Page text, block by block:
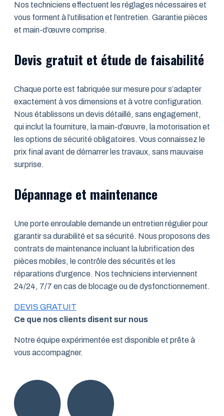
Nos techniciens effectuent les réglages nécessaires et
vous forment à l’utilisation et l’entretien. Garantie pièces
et main-d’œuvre comprise.
Devis gratuit et étude de faisabilité
Chaque porte est fabriquée sur mesure pour s’adapter
exactement à vos dimensions et à votre configuration.
Nous établissons un devis détaillé, sans engagement,
qui inclut la fourniture, la main-d’œuvre, la motorisation et
les options de sécurité obligatoires. Vous connaissez le
prix final avant de démarrer les travaux, sans mauvaise
surprise.
Dépannage et maintenance
Une porte enroulable demande un entretien régulier pour
garantir sa durabilité et sa sécurité. Nous proposons des
contrats de maintenance incluant la lubrification des
pièces mobiles, le contrôle des sécurités et les
réparations d’urgence. Nos techniciens interviennent
24/24, 7/7 en cas de blocage ou de dysfonctionnement.
DEVIS GRATUIT
Ce que nos clients disent sur nous
Notre équipe expérimentée est disponible et prête à
vous accompagner.